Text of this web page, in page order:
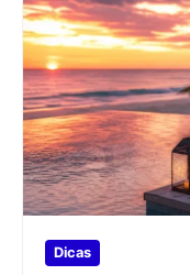
Dicas